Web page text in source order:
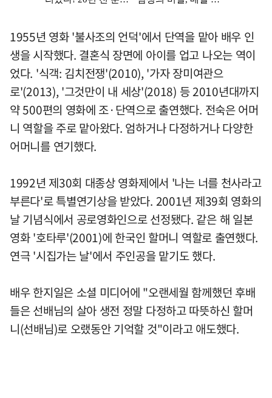
1955년 영화 '불사조의 언덕'에서 단역을 맡아 배우 인
생을 시작했다. 결혼식 장면에 아이를 업고 나오는 역이
었다. '식객: 김치전쟁'(2010), '가자 장미여관으
로'(2013), '그것만이 내 세상'(2018) 등 2010년대까지
약 500편의 영화에 조·단역으로 출연했다. 전숙은 어머
니 역할을 주로 맡아왔다. 엄하거나 다정하거나 다양한
어머니를 연기했다.
1992년 제30회 대종상 영화제에서 '나는 너를 천사라고
부른다'로 특별연기상을 받았다. 2001년 제39회 영화의
날 기념식에서 공로영화인으로 선정됐다. 같은 해 일본
영화 '호타루'(2001)에 한국인 할머니 역할로 출연했다.
연극 '시집가는 날'에서 주인공을 맡기도 했다.
배우 한지일은 소셜 미디어에 "오랜세월 함께했던 후배
들은 선배님의 살아 생전 정말 다정하고 따뜻하신 할머
니(선배님)로 오랬동안 기억할 것"이라고 애도했다.